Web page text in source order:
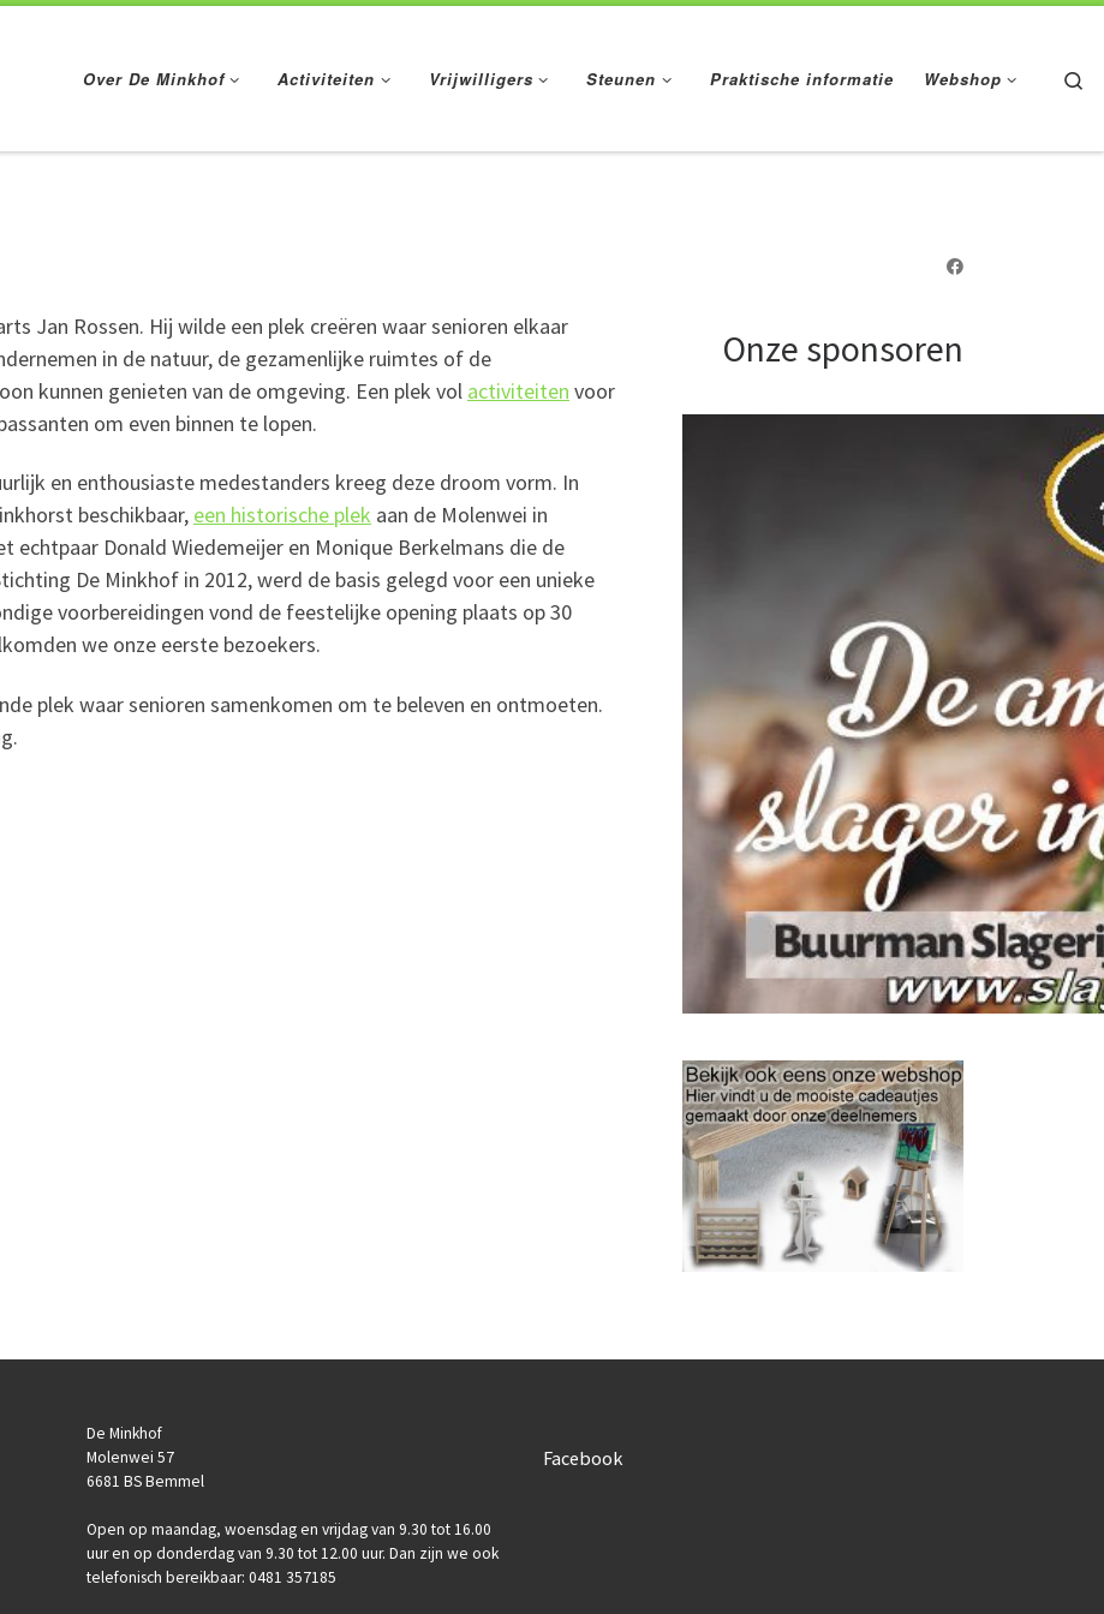
Over De Minkhof
Activiteiten Vrijwilligers Steunen Praktische informatie Webshop
Jan Rossen. Hij wilde een plek creëren waar senioren elkaar
in de natuur, de gezamenlijke ruimtes of de
kunnen genieten van de omgeving. Een plek vol activiteiten voor
om even binnen te lopen.
en enthousiaste medestanders kreeg deze droom vorm. In
beschikbaar, een historische plek aan de Molenwei in
echtpaar Donald Wiedemeijer en Monique Berkelmans die de
De Minkhof in 2012, werd de basis gelegd voor een unieke
voorbereidingen vond de feestelijke opening plaats op 30
we onze eerste bezoekers.
plek waar senioren samenkomen om te beleven en ontmoeten.
Onze sponsoren
De Minkhof
Molenwei 57
6681 BS Bemmel
Open op maandag, woensdag en vrijdag van 9.30 tot 16.00
uur en op donderdag van 9.30 tot 12.00 uur. Dan zijn we ook
telefonisch bereikbaar: 0481 357185
Facebook